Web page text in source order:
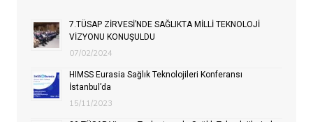
7.TÜSAP ZİRVESİ’NDE SAĞLIKTA MİLLİ TEKNOLOJİ
VİZYONU KONUŞULDU
07/02/2024
HIMSS Eurasia Sağlık Teknolojileri Konferansı
İstanbul’da
15/11/2023